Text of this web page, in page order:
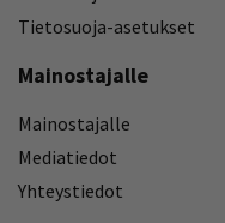
Tietosuoja-asetukset
Mainostajalle
Mainostajalle
Mediatiedot
Yhteystiedot